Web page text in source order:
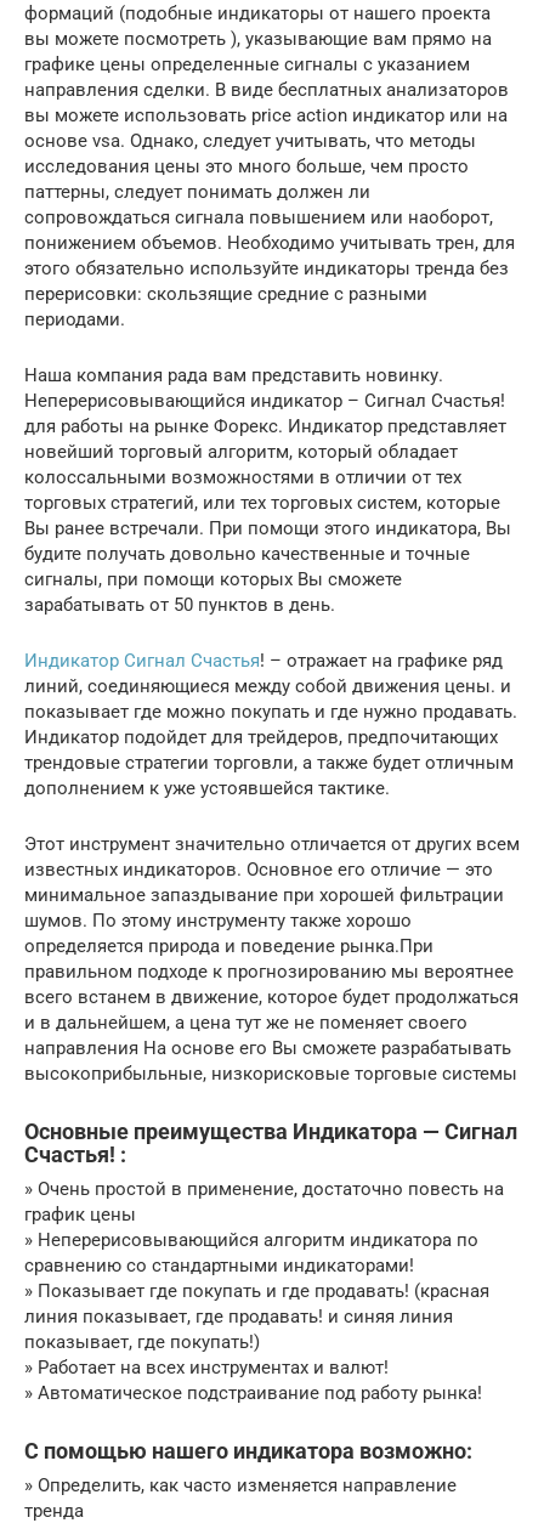
формаций (подобные индикаторы от нашего проекта
вы можете посмотреть ), указывающие вам прямо на
графике цены определенные сигналы с указанием
направления сделки. В виде бесплатных анализаторов
вы можете использовать price action индикатор или на
основе vsa. Однако, следует учитывать, что методы
исследования цены это много больше, чем просто
паттерны, следует понимать должен ли
сопровождаться сигнала повышением или наоборот,
понижением объемов. Необходимо учитывать трен, для
этого обязательно используйте индикаторы тренда без
перерисовки: скользящие средние с разными
периодами.
Наша компания рада вам представить новинку.
Неперерисовывающийся индикатор – Сигнал Счастья!
для работы на рынке Форекс. Индикатор представляет
новейший торговый алгоритм, который обладает
колоссальными возможностями в отличии от тех
торговых стратегий, или тех торговых систем, которые
Вы ранее встречали. При помощи этого индикатора, Вы
будите получать довольно качественные и точные
сигналы, при помощи которых Вы сможете
зарабатывать от 50 пунктов в день.
Индикатор Сигнал Счастья! – отражает на графике ряд
линий, соединяющиеся между собой движения цены. и
показывает где можно покупать и где нужно продавать.
Индикатор подойдет для трейдеров, предпочитающих
трендовые стратегии торговли, а также будет отличным
дополнением к уже устоявшейся тактике.
Этот инструмент значительно отличается от других всем
известных индикаторов. Основное его отличие — это
минимальное запаздывание при хорошей фильтрации
шумов. По этому инструменту также хорошо
определяется природа и поведение рынка.При
правильном подходе к прогнозированию мы вероятнее
всего встанем в движение, которое будет продолжаться
и в дальнейшем, а цена тут же не поменяет своего
направления На основе его Вы сможете разрабатывать
высокоприбыльные, низкорисковые торговые системы
Основные преимущества Индикатора — Сигнал
Счастья! :
» Очень простой в применение, достаточно повесть на
график цены
» Неперерисовывающийся алгоритм индикатора по
сравнению со стандартными индикаторами!
» Показывает где покупать и где продавать! (красная
линия показывает, где продавать! и синяя линия
показывает, где покупать!)
» Работает на всех инструментах и валют!
» Автоматическое подстраивание под работу рынка!
С помощью нашего индикатора возможно:
» Определить, как часто изменяется направление
тренда